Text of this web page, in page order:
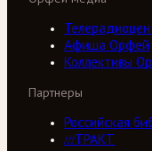
Афиша Орфей
Коллективы
Партнеры
Российская
///ТРАКТ